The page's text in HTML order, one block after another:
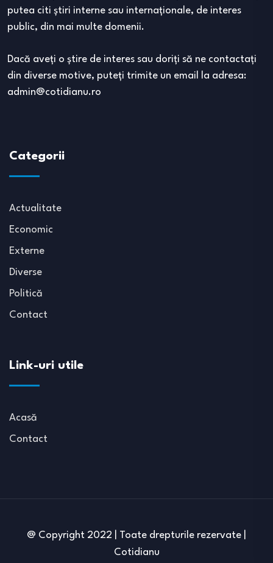
putea citi ştiri interne sau internaţionale, de interes
public, din mai multe domenii.
Dacă aveţi o ştire de interes sau doriţi să ne contactaţi
din diverse motive, puteţi trimite un email la adresa:
admin@cotidianu.ro
Categorii
Actualitate
Economic
Externe
Diverse
Politică
Contact
Link-uri utile
Acasă
Contact
@ Copyright 2022 | Toate drepturile rezervate |
Cotidianu